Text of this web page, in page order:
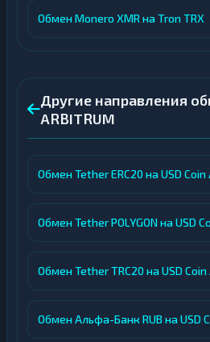
Обмен Monero XMR на Tron TRX
Другие направления
ARBITRUM
Обмен Tether ERC20 на USD Coin
Обмен Tether POLYGON на USD
Обмен Tether TRC20 на USD Coin
Обмен Альфа-Банк RUB на USD